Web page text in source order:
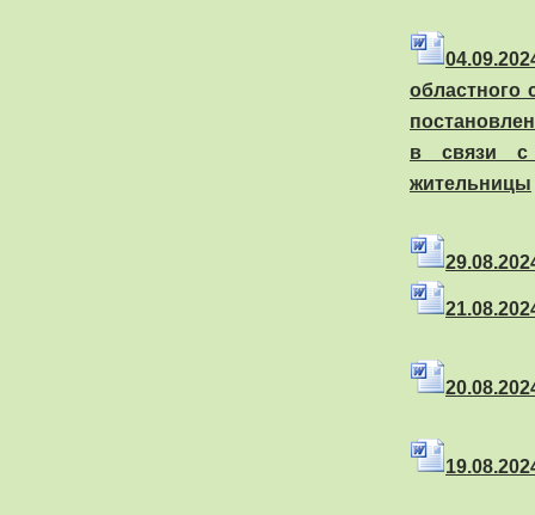
04
областного
в связи с
жительницы
29
21
20
19